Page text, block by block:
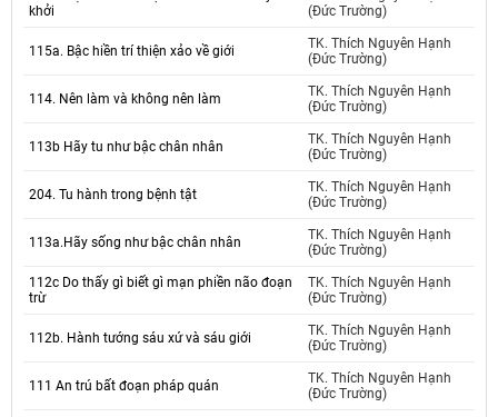
khởi
(Đức Trường)
115a. Bậc hiền trí thiện xảo về giới
TK. Thích Nguyên Hạnh
(Đức Trường)
114. Nên làm và không nên làm
TK. Thích Nguyên Hạnh
(Đức Trường)
113b Hãy tu như bậc chân nhân
TK. Thích Nguyên Hạnh
(Đức Trường)
204. Tu hành trong bệnh tật
TK. Thích Nguyên Hạnh
(Đức Trường)
113a.Hãy sống như bậc chân nhân
TK. Thích Nguyên Hạnh
(Đức Trường)
112c Do thấy gì biết gì mạn phiền não đoạn
trừ
TK. Thích Nguyên Hạnh
(Đức Trường)
112b. Hành tướng sáu xứ và sáu giới
TK. Thích Nguyên Hạnh
(Đức Trường)
111 An trú bất đoạn pháp quán
TK. Thích Nguyên Hạnh
(Đức Trường)